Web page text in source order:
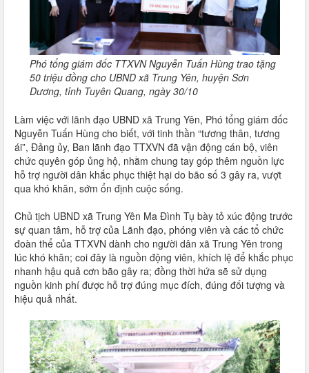
Phó tổng giám đốc TTXVN Nguyễn Tuấn Hùng trao tặng
50 triệu đồng cho UBND xã Trung Yên, huyện Sơn
Dương, tỉnh Tuyên Quang, ngày 30/10
Làm việc với lãnh đạo UBND xã Trung Yên, Phó tổng giám đốc
Nguyễn Tuấn Hùng cho biết, với tinh thần “tương thân, tương
ái”, Đảng ủy, Ban lãnh đạo TTXVN đã vận động cán bộ, viên
chức quyên góp ủng hộ, nhằm chung tay góp thêm nguồn lực
hỗ trợ người dân khắc phục thiệt hại do bão số 3 gây ra, vượt
qua khó khăn, sớm ổn định cuộc sống.
Chủ tịch UBND xã Trung Yên Ma Đình Tụ bày tỏ xúc động trước
sự quan tâm, hỗ trợ của Lãnh đạo, phóng viên và các tổ chức
đoàn thể của TTXVN dành cho người dân xã Trung Yên trong
lúc khó khăn; coi đây là nguồn động viên, khích lệ để khắc phục
nhanh hậu quả cơn bão gây ra; đồng thời hứa sẽ sử dụng
nguồn kinh phí được hỗ trợ đúng mục đích, đúng đối tượng và
hiệu quả nhất.